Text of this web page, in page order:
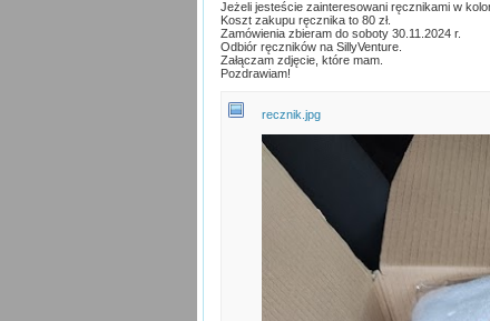
Jeżeli jesteście zainteresowani ręcznikami w
Koszt zakupu ręcznika to 80 zł.
Zamówienia zbieram do soboty 30.11.2024 r.
Odbiór ręczników na SillyVenture.
Załączam zdjęcie, które mam.
Pozdrawiam!
recznik.jpg